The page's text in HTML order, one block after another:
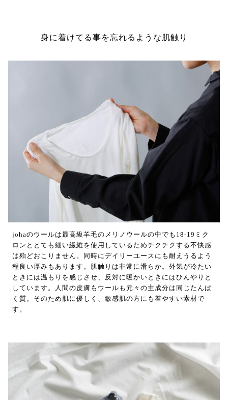
身に着けてる事を忘れるような肌触り
johaのウールは最高級羊毛のメリノウールの中でも18-19ミク
ロンととても細い繊維を使用しているためチクチクする不快感
は殆どおこりません。同時にデイリーユースにも耐えうるよう
程良い厚みもあります。肌触りは非常に滑らか。外気が冷たい
ときには温もりを感じさせ、反対に暖かいときにはひんやりと
しています。人間の皮膚もウールも元々の主成分は同じたんぱ
く質。そのため肌に優しく、敏感肌の方にも着やすい素材で
す。